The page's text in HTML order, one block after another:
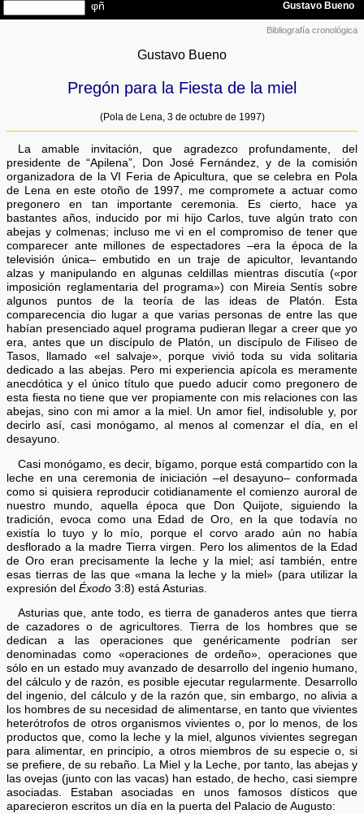
Bibliografía cronológica
Gustavo Bueno
Pregón para la Fiesta de la miel
(Pola de Lena, 3 de octubre de 1997)
La amable invitación, que agradezco profundamente, del
presidente de “Apilena”, Don José Fernández, y de la comisión
organizadora de la VI Feria de Apicultura, que se celebra en Pola
de Lena en este otoño de 1997, me compromete a actuar como
pregonero en tan importante ceremonia. Es cierto, hace ya
bastantes años, inducido por mi hijo Carlos, tuve algún trato con
abejas y colmenas; incluso me vi en el compromiso de tener que
comparecer ante millones de espectadores –era la época de la
televisión única– embutido en un traje de apicultor, levantando
alzas y manipulando en algunas celdillas mientras discutía («por
imposición reglamentaria del programa») con Mireia Sentís sobre
algunos puntos de la teoría de las ideas de Platón. Esta
comparecencia dio lugar a que varias personas de entre las que
habían presenciado aquel programa pudieran llegar a creer que yo
era, antes que un discípulo de Platón, un discípulo de Filiseo de
Tasos, llamado «el salvaje», porque vivió toda su vida solitaria
dedicado a las abejas. Pero mi experiencia apícola es meramente
anecdótica y el único título que puedo aducir como pregonero de
esta fiesta no tiene que ver propiamente con mis relaciones con las
abejas, sino con mi amor a la miel. Un amor fiel, indisoluble y, por
decirlo así, casi monógamo, al menos al comenzar el día, en el
desayuno.
Casi monógamo, es decir, bígamo, porque está compartido con la
leche en una ceremonia de iniciación –el desayuno– conformada
como si quisiera reproducir cotidianamente el comienzo auroral de
nuestro mundo, aquella época que Don Quijote, siguiendo la
tradición, evoca como una Edad de Oro, en la que todavía no
existía lo tuyo y lo mío, porque el corvo arado aún no había
desflorado a la madre Tierra virgen. Pero los alimentos de la Edad
de Oro eran precisamente la leche y la miel; así también, entre
esas tierras de las que «mana la leche y la miel» (para utilizar la
expresión delÉxodo 3:8) está Asturias.
Asturias que, ante todo, es tierra de ganaderos antes que tierra
de cazadores o de agricultores. Tierra de los hombres que se
dedican a las operaciones que genéricamente podrían ser
denominadas como «operaciones de ordeño», operaciones que
sólo en un estado muy avanzado de desarrollo del ingenio humano,
del cálculo y de razón, es posible ejecutar regularmente. Desarrollo
del ingenio, del cálculo y de la razón que, sin embargo, no alivia a
los hombres de su necesidad de alimentarse, en tanto que vivientes
heterótrofos de otros organismos vivientes o, por lo menos, de los
productos que, como la leche y la miel, algunos vivientes segregan
para alimentar, en principio, a otros miembros de su especie o, si
se prefiere, de su rebaño. La Miel y la Leche, por tanto, las abejas y
las ovejas (junto con las vacas) han estado, de hecho, casi siempre
asociadas. Estaban asociadas en unos famosos dísticos que
aparecieron escritos un día en la puerta del Palacio de Augusto: